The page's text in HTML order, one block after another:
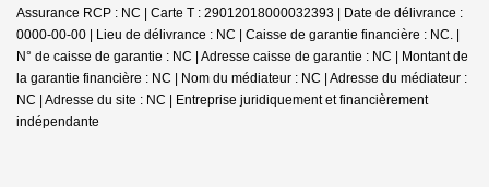
Assurance RCP : NC | Carte T : 29012018000032393 | Date de délivrance :
0000-00-00 | Lieu de délivrance : NC | Caisse de garantie financière : NC. |
N° de caisse de garantie : NC | Adresse caisse de garantie : NC | Montant de
la garantie financière : NC | Nom du médiateur : NC | Adresse du médiateur :
NC | Adresse du site : NC | Entreprise juridiquement et financièrement
indépendante